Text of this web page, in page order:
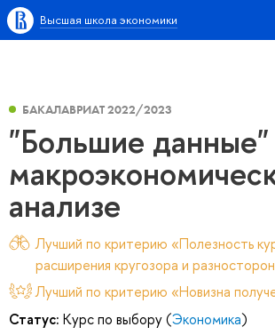
Высшая школа экономики
БАКАЛАВРИАТ 2022/2023
"Большие данные"
анализе
Лучший по критерию «Полезность
расширения кругозора и
Лучший по критерию «Новизна
Статус: Курс по выбору (Экономика)